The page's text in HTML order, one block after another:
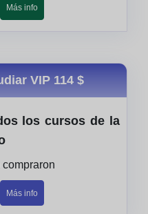
Más info
VIP 114 $
los cursos de la
compraron
Más info